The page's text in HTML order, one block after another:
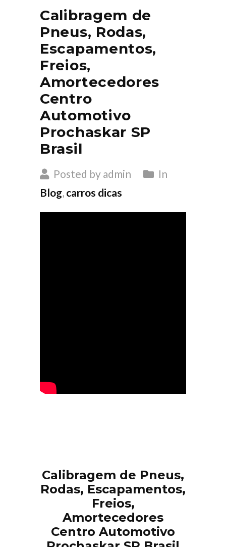
Calibragem de
Pneus, Rodas,
Escapamentos,
Freios,
Amortecedores
Centro
Automotivo
Prochaskar SP
Brasil
Posted by admin
In
Blog, carros dicas
Calibragem de Pneus,
Rodas, Escapamentos,
Freios,
Amortecedores
Centro Automotivo